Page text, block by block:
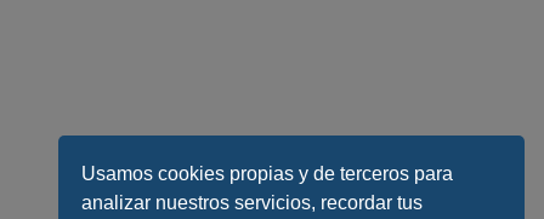
Usamos cookies propias y de terceros para
analizar nuestros servicios, recordar tus